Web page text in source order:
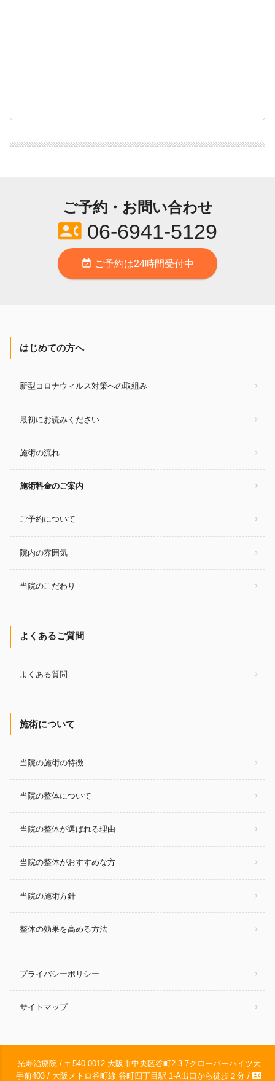
ご予約・お問い合わせ
contact_phone06-6941-5129
event_available ご予約は24時間受付中
はじめての方へ
新型コロナウィルス対策への取組み
最初にお読みください
施術の流れ
施術料金のご案内
ご予約について
院内の雰囲気
当院のこだわり
よくあるご質問
よくある質問
施術について
当院の施術の特徴
当院の整体について
当院の整体が選ばれる理由
当院の整体がおすすめな方
当院の施術方針
整体の効果を高める方法
プライバシーポリシー
サイトマップ
光寿治療院 / 〒540-0012 大阪市中央区谷町2-3-7クローバーハイツ大
手前403 / 大阪メトロ谷町線 谷町四丁目駅 1-A出口から徒歩２分 / contact_phone